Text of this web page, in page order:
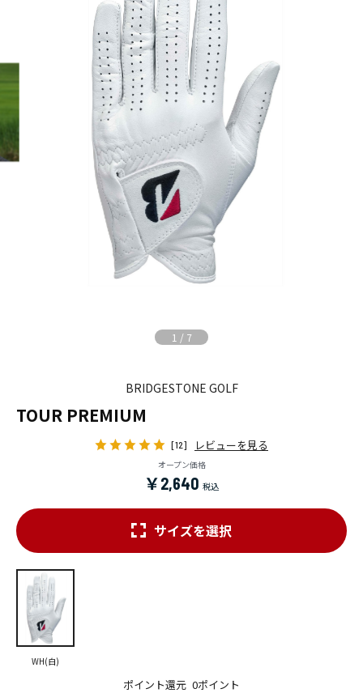
1 / 7
BRIDGESTONE GOLF
TOUR PREMIUM
[12] レビューを見る
オープン価格
￥2,640
ポイント還元 0ポイント
サイズを選択
WH(白)